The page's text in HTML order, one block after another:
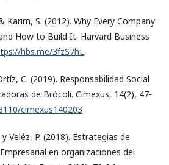
Karim, S. (2012). Why Every Company
How to Build It. Harvard Business
hbs.me/3fzS7hL
C. (2019). Responsabilidad Social
de Brócoli. Cimexus, 14(2), 47-
cimexus140203
Veléz, P. (2018). Estrategias de
en organizaciones del